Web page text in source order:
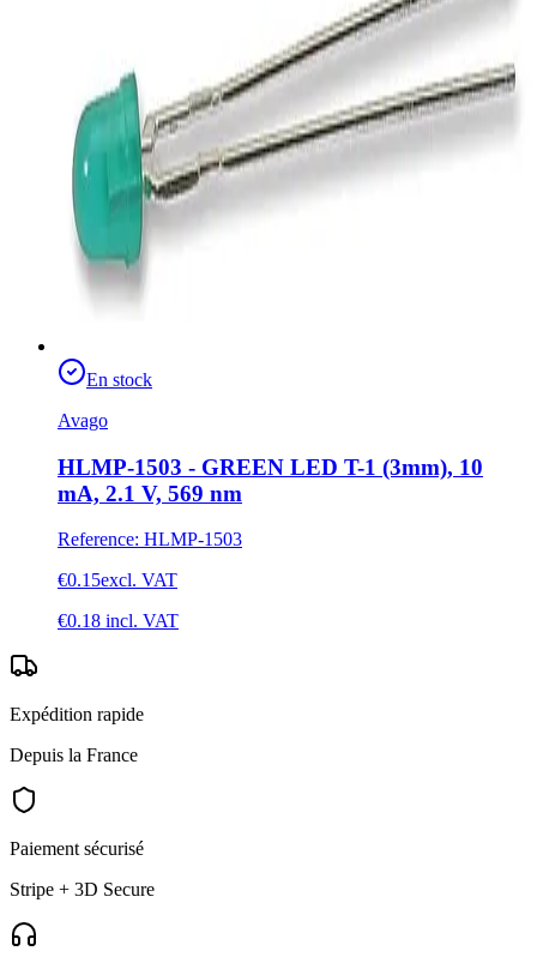
En stock
Avago
HLMP-1503 - GREEN LED T-1 (3mm), 10
mA, 2.1 V, 569 nm
Reference: HLMP-1503
€0.15excl. VAT
€0.18 incl. VAT
Expédition rapide
Depuis la France
Paiement sécurisé
Stripe + 3D Secure